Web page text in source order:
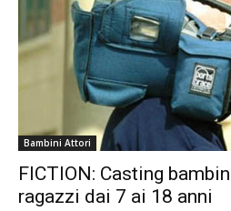
Bambini Attori
FICTION: Casting
ragazzi dai 7 ai 18 anni